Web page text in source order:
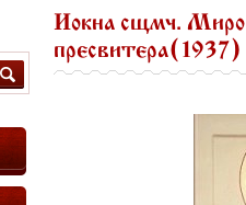
Иокна сщмч.
пресвитера(1937)